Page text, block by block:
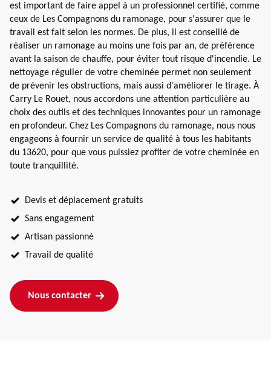
est important de faire appel à un professionnel certifié, comme
ceux de Les Compagnons du ramonage, pour s'assurer que le
travail est fait selon les normes. De plus, il est conseillé de
réaliser un ramonage au moins une fois par an, de préférence
avant la saison de chauffe, pour éviter tout risque d'incendie. Le
nettoyage régulier de votre cheminée permet non seulement
de prévenir les obstructions, mais aussi d'améliorer le tirage. À
Carry Le Rouet, nous accordons une attention particulière au
choix des outils et des techniques innovantes pour un ramonage
en profondeur. Chez Les Compagnons du ramonage, nous nous
engageons à fournir un service de qualité à tous les habitants
du 13620, pour que vous puissiez profiter de votre cheminée en
toute tranquillité.
Devis et déplacement gratuits
Sans engagement
Artisan passionné
Travail de qualité
Nous contacter